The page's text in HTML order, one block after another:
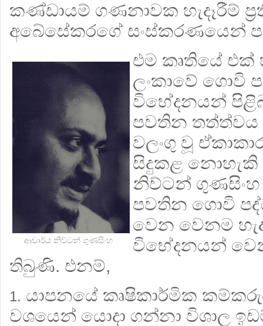
කණ්ඩායම් ගණනාවක හැදෑරීම්
අබේසේකරගේ සංස්කරණයෙන්
ආචාර්ය නිව්ටන් ගුණසිංහ
එම කෘතියේ එක්
ලංකාවේ ගොවි
විභේදනයන්
පවතින තත්ත්වය
වලංගු වූ
සිදුකළ නොහැකි
නිව්ටන් ගුණසිංහ
පවතින ගොවි
වෙන වෙනම
විභේදනයන්
තිබුණි. එනම්,
1. යාපනයේ කෘෂිකාර්මික
වශයෙන් යොදා ගන්නා විශාල